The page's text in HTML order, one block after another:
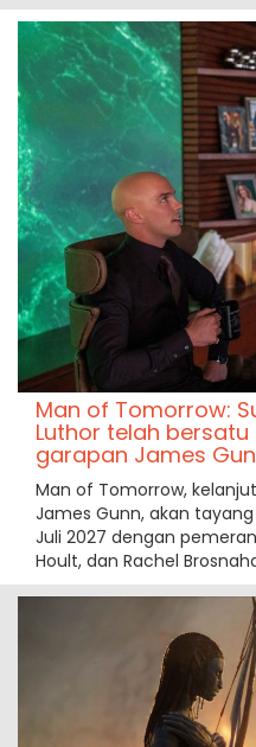
Man of Tomorrow:
Luthor telah
garapan James
Man of Tomorrow,
James Gunn, akan
Juli 2027 dengan
Hoult, dan Rachel